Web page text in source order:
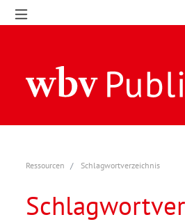
Ressourcen Schlagwortverzeichnis